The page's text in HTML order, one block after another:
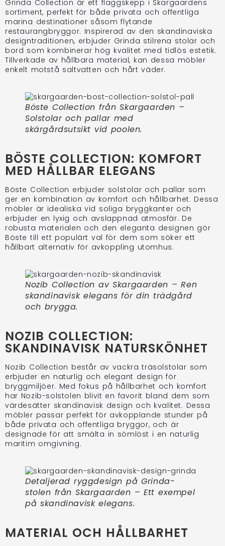
Grinda Collection är ett flaggskepp i Skargaardens
sortiment, perfekt för både privata och offentliga
marina destinationer såsom flytande
restaurangbryggor. Inspirerad av den skandinaviska
designtraditionen, erbjuder Grinda stilrena stolar och
bord som kombinerar hög kvalitet med tidlös estetik.
Tillverkade av hållbara material, kan dessa möbler
enkelt motstå saltvatten och hårt väder.
Böste Collection från Skargaarden –
Solstolar och pallar med
skärgårdsutsikt vid poolen.
BÖSTE COLLECTION: KOMFORT
MED HÅLLBAR ELEGANS
Böste Collection erbjuder solstolar och pallar som
ger en kombination av komfort och hållbarhet. Dessa
möbler är idealiska vid soliga bryggkanter och
erbjuder en lyxig och avslappnad atmosfär. De
robusta materialen och den eleganta designen gör
Böste till ett populärt val för dem som söker ett
hållbart alternativ för avkoppling utomhus.
Nozib Collection av Skargaarden – Ren
skandinavisk elegans för din trädgård
och brygga.
NOZIB COLLECTION:
SKANDINAVISK NATURSKÖNHET
Nozib Collection består av vackra träsolstolar som
erbjuder en naturlig och elegant design för
bryggmiljöer. Med fokus på hållbarhet och komfort
har Nozib-solstolen blivit en favorit bland dem som
värdesätter skandinavisk design och kvalitet. Dessa
möbler passar perfekt för avkopplande stunder på
både privata och offentliga bryggor, och är
designade för att smälta in sömlöst i en naturlig
maritim omgivning.
Detaljerad ryggdesign på Grinda-
stolen från Skargaarden – Ett exempel
på skandinavisk elegans.
MATERIAL OCH HÅLLBARHET